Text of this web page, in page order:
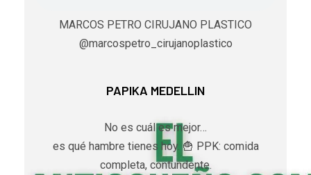
MARCOS PETRO CIRUJANO PLASTICO
@marcospetro_cirujanoplastico
PAPIKA MEDELLIN
No es cuál es mejor…
es qué hambre tienes hoy. 🍟 PPK: comida
completa, contundente.